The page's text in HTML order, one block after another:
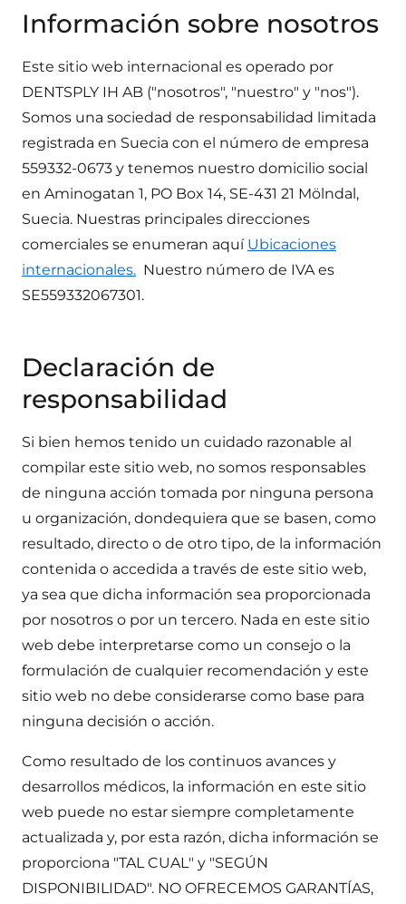
Información sobre nosotros
Este sitio web internacional es operado por
DENTSPLY IH AB ("nosotros", "nuestro" y "nos").
Somos una sociedad de responsabilidad limitada
registrada en Suecia con el número de empresa
559332-0673 y tenemos nuestro domicilio social
en Aminogatan 1, PO Box 14, SE-431 21 Mölndal,
Suecia. Nuestras principales direcciones
comerciales se enumeran aquí Ubicaciones
internacionales. Nuestro número de IVA es
SE559332067301.
Declaración de
responsabilidad
Si bien hemos tenido un cuidado razonable al
compilar este sitio web, no somos responsables
de ninguna acción tomada por ninguna persona
u organización, dondequiera que se basen, como
resultado, directo o de otro tipo, de la información
contenida o accedida a través de este sitio web,
ya sea que dicha información sea proporcionada
por nosotros o por un tercero. Nada en este sitio
web debe interpretarse como un consejo o la
formulación de cualquier recomendación y este
sitio web no debe considerarse como base para
ninguna decisión o acción.
Como resultado de los continuos avances y
desarrollos médicos, la información en este sitio
web puede no estar siempre completamente
actualizada y, por esta razón, dicha información se
proporciona "TAL CUAL" y "SEGÚN
DISPONIBILIDAD". NO OFRECEMOS GARANTÍAS,